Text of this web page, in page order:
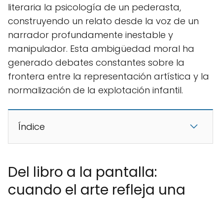
literaria la psicología de un pederasta,
construyendo un relato desde la voz de un
narrador profundamente inestable y
manipulador. Esta ambigüedad moral ha
generado debates constantes sobre la
frontera entre la representación artística y la
normalización de la explotación infantil.
Índice
Del libro a la pantalla:
cuando el arte refleja una